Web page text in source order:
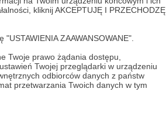
kliknij AKCEPTUJĘ I PRZECHODZĘ
ZAAWANSOWANE".
Twoje prawo żądania dostępu,
Twojej przeglądarki w urządzeniu
odbiorców danych z państw
przetwarzania Twoich danych w tym
w celu